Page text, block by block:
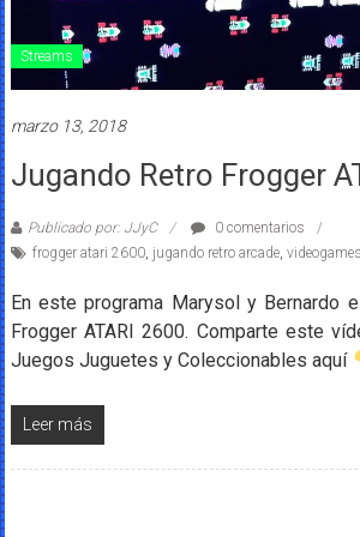
Streams
marzo 13, 2018
Jugando Retro Frogger
Publicado por: JJyC
0 comentarios
frogger atari 2600, jugando retro arcade,
En este programa Marysol y Bernardo
Frogger ATARI 2600. Comparte este
Juegos Juguetes y Coleccionables aquí
Leer más